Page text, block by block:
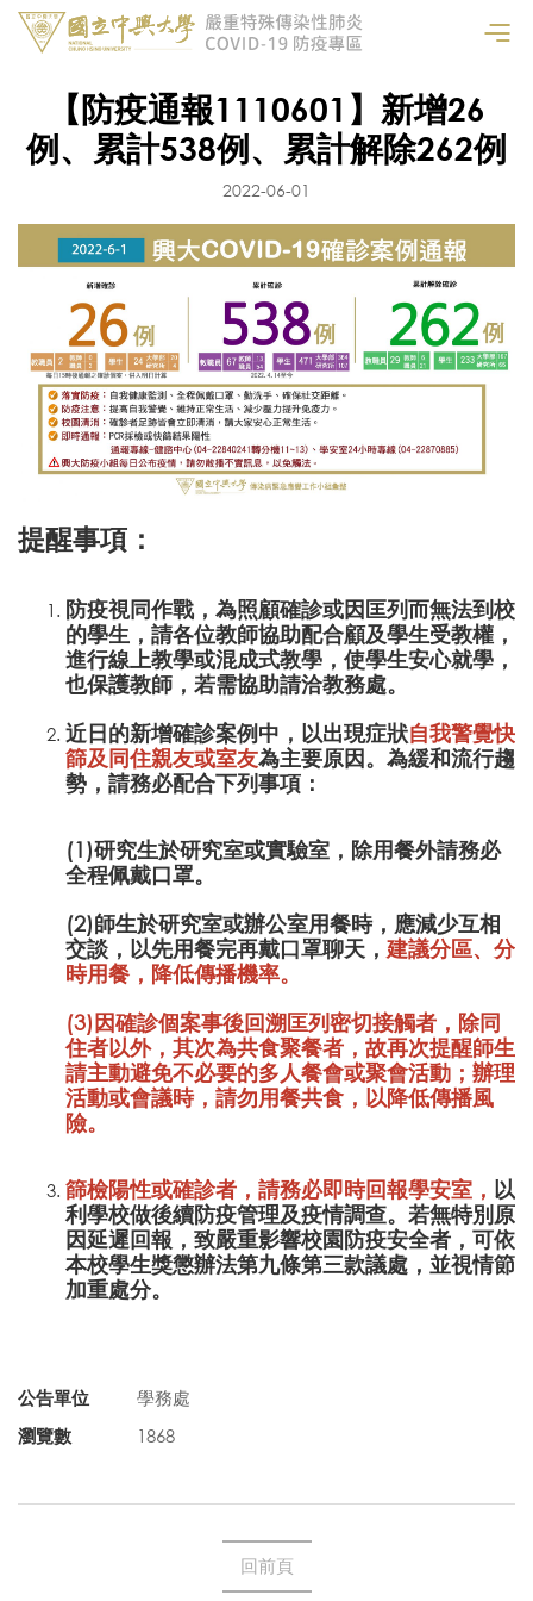
【防疫通報1110601】新增26
例、累計538例、累計解除262例
2022-06-01
提醒事項：
防疫視同作戰，為照顧確診或因匡列而無法到校
的學生，請各位教師協助配合顧及學生受教權，
進行線上教學或混成式教學，使學生安心就學，
也保護教師，若需協助請洽教務處。
近日的新增確診案例中，以出現症狀自我警覺快
篩及同住親友或室友為主要原因。為緩和流行趨
勢，請務必配合下列事項：
(1)研究生於研究室或實驗室，除用餐外請務必
全程佩戴口罩。
(2)師生於研究室或辦公室用餐時，應減少互相
交談，以先用餐完再戴口罩聊天， 建議分區、分
時用餐，降低傳播機率。
(3)因確診個案事後回溯匡列密切接觸者，除同
住者以外，其次為共食聚餐者，故再次提醒師生
請主動避免不必要的多人餐會或聚會活動；辦理
活動或會議時，請勿用餐共食，以降低傳播風
險。
篩檢陽性或確診者，請務必即時回報學安室， 以
利學校做後續防疫管理及疫情調查。若無特別原
因延遲回報，致嚴重影響校園防疫安全者，可依
本校學生獎懲辦法第九條第三款議處，並視情節
加重處分。
公告單位
學務處
瀏覽數
1868
回前頁